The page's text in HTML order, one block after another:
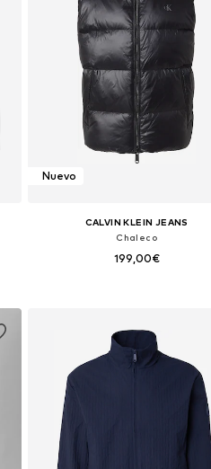
Nuevo
CALVIN KLEIN JEANS
Chaleco
199,00€